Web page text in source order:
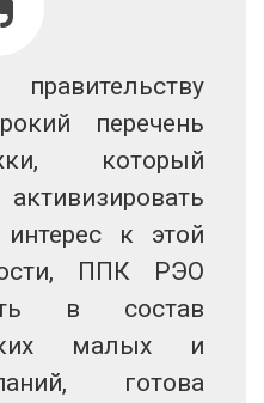
перечень
который
к этой
ППК РЭО
в состав
малых и
готова